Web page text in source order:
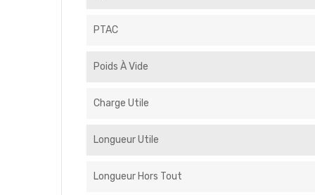
PTAC
Poids À Vide
Charge Utile
Longueur Utile
Longueur Hors Tout